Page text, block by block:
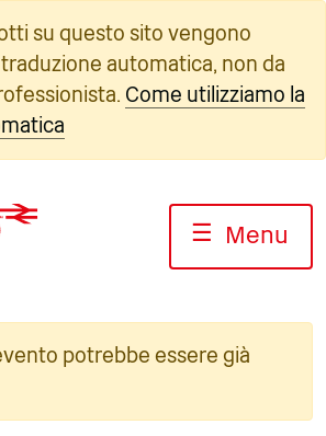
su questo sito vengono
automatica, non da
Come utilizziamo la
☰ Menu
potrebbe essere già